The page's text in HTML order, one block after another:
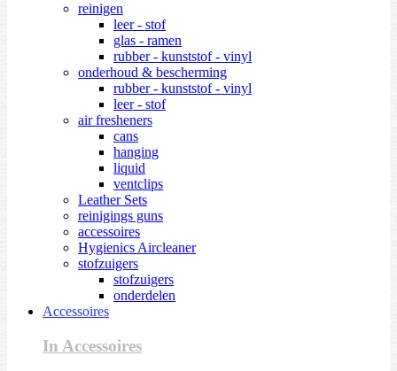
reinigen
leer - stof
glas - ramen
rubber - kunststof - vinyl
onderhoud & bescherming
rubber - kunststof - vinyl
leer - stof
air fresheners
cans
hanging
liquid
ventclips
Leather Sets
reinigings guns
accessoires
Hygienics Aircleaner
stofzuigers
stofzuigers
onderdelen
Accessoires
In Accessoires